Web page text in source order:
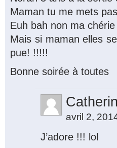
Maman tu me mets
Euh bah non ma
Mais si maman elles
pue! !!!!!
Bonne soirée à toutes
avril 2,
J’adore !!! lol